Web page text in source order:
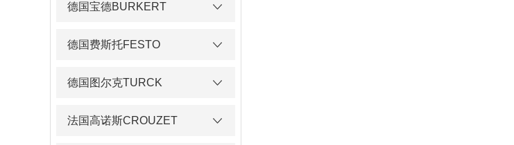
德国宝德BURKERT
德国费斯托FESTO
德国图尔克TURCK
法国高诺斯CROUZET